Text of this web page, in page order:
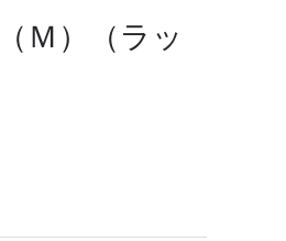
Ｍ）（ラッ